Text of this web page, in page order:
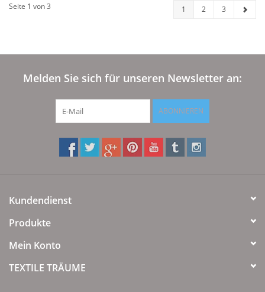
Seite 1 von 3 1 2 3
Melden Sie sich für unseren Newsletter an:
ABONNIEREN
Kundendienst
Produkte
Mein Konto
TEXTILE TRÄUME